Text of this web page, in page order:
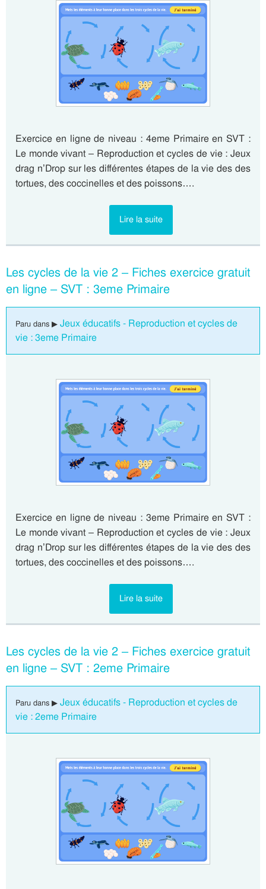
Exercice en ligne de niveau : 4eme Primaire en SVT :
Le monde vivant – Reproduction et cycles de vie : Jeux
drag n’Drop sur les différentes étapes de la vie des des
tortues, des coccinelles et des poissons….
Lire la suite
Les cycles de la vie 2 – Fiches exercice gratuit
en ligne – SVT : 3eme Primaire
Paru dans ▶ Jeux éducatifs - Reproduction et cycles de
vie : 3eme Primaire
Exercice en ligne de niveau : 3eme Primaire en SVT :
Le monde vivant – Reproduction et cycles de vie : Jeux
drag n’Drop sur les différentes étapes de la vie des des
tortues, des coccinelles et des poissons….
Lire la suite
Les cycles de la vie 2 – Fiches exercice gratuit
en ligne – SVT : 2eme Primaire
Paru dans ▶ Jeux éducatifs - Reproduction et cycles de
vie : 2eme Primaire